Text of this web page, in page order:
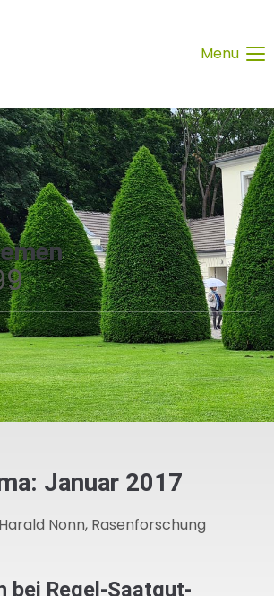
Menu
Januar 2017
Nonn, Rasenforschung
bei Regel-Saatgut-